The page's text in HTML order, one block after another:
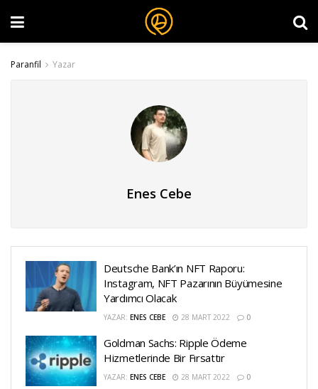
Paranfil Yazar
Enes Cebe
Deutsche Bank’ın NFT Raporu:
Instagram, NFT Pazarının Büyümesine
Yardımcı Olacak
YAZAR: ENES CEBE 28 MART 2022 0
Goldman Sachs: Ripple Ödeme
Hizmetlerinde Bir Fırsattır
YAZAR: ENES CEBE 28 MART 2022 0